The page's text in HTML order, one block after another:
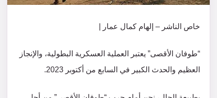
خاص الناشر – إلهام كمال عمار |
“طوفان الأقصى” يعتبر العملية العسكرية البطولية، والإنجاز
العظيم والحدث الكبير في السابع من أكتوبر 2023.